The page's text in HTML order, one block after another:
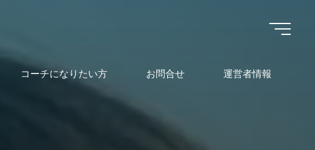
コーチになりたい方 お問合せ 運営者情報